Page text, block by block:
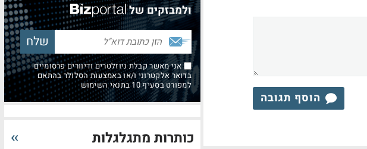
הוסף תגובה
ולמבזקים של
אני מאשר קבלת ניוזלטרים ודיוורים פרסומיים
בדואר אלקטרוני ו/או באמצעות הסלולר בהתאם
למפורט בסעיף 10 בתנאי השימוש
כותרות מתגלגלות